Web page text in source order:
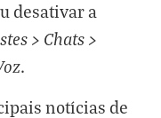
desativar a
> Chats >
.
notícias de